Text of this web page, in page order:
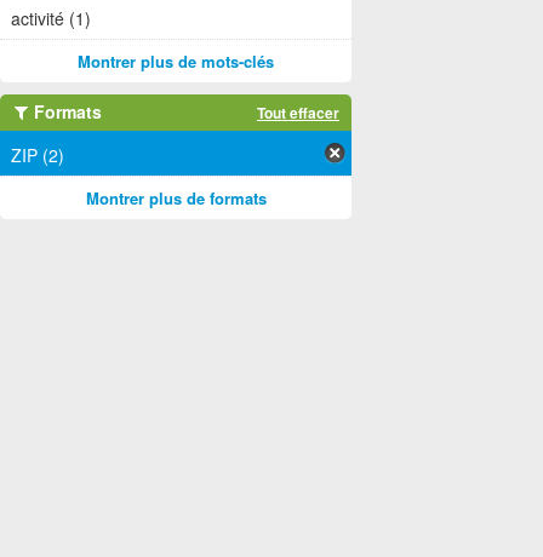
activité (1)
Montrer plus de mots-clés
Formats Tout effacer
ZIP (2)
Montrer plus de formats